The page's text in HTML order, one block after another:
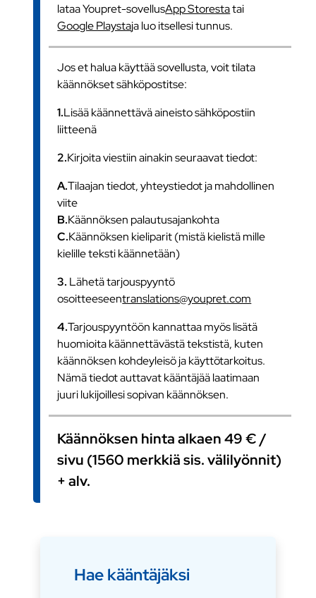
lataa Youpret-sovellusApp Storestatai
Google Playstaja luo itsellesi tunnus.
Jos et halua käyttää sovellusta, voit tilata
käännökset sähköpostitse:
1.Lisää käännettävä aineisto sähköpostiin
liitteenä
2.Kirjoita viestiin ainakin seuraavat tiedot:
A.Tilaajan tiedot, yhteystiedot ja mahdollinen
viite
B.Käännöksen palautusajankohta
C.Käännöksen kieliparit (mistä kielistä mille
kielille teksti käännetään)
3. Lähetä tarjouspyyntö
osoitteeseentranslations@youpret.com
4.Tarjouspyyntöön kannattaa myös lisätä
huomioita käännettävästä tekstistä, kuten
käännöksen kohdeyleisö ja käyttötarkoitus.
Nämä tiedot auttavat kääntäjää laatimaan
juuri lukijoillesi sopivan käännöksen.
Käännöksen hinta alkaen 49 € /
sivu (1560 merkkiä sis. välilyönnit)
+ alv.
Hae kääntäjäksi